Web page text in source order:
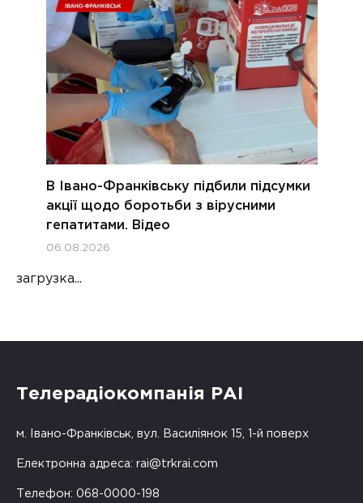
В Івано-Франківську підбили підсумки
акції щодо боротьби з вірусними
гепатитами. Відео
06.08.2026
загрузка...
Телерадіокомпанія РАІ
м. Івано-Франківськ, вул. Василіянок 15, 1-й поверх
Електронна адреса: rai@trkrai.com
Телефон: 068-0000-198